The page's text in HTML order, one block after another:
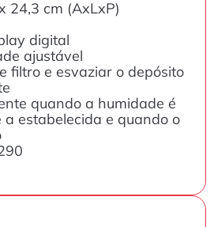
24,3 cm (AxLxP)
digital
ajustável
filtro e esvaziar o depósito
quando a humidade é
estabelecida e quando o